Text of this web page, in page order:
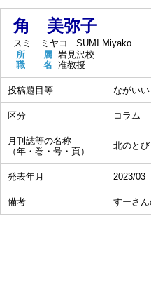
角 美弥子
スミ ミヤコ
SUMI Miyako
所 属 岩見沢校
職 名 准教授
投稿題目等 ながい
区分 コラム
月刊誌等の名称
（年・巻・号・頁）
北のと
発表年月 2023/03
備考 すーさ